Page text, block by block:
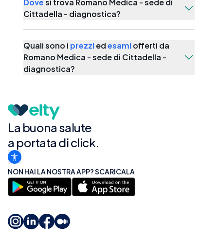
Dovesi trova Romano Medica - sede di
Cittadella - diagnostica?
Quali sono i prezziedesamiofferti da
Romano Medica - sede di Cittadella -
diagnostica?
La buona salute
a portata di click.
NON HAI LA NOSTRA APP? SCARICALA